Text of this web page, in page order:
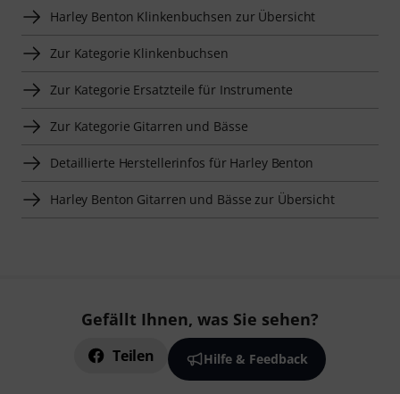
Harley Benton Klinkenbuchsen zur Übersicht
Zur Kategorie Klinkenbuchsen
Zur Kategorie Ersatzteile für Instrumente
Zur Kategorie Gitarren und Bässe
Detaillierte Herstellerinfos für Harley Benton
Harley Benton Gitarren und Bässe zur Übersicht
Gefällt Ihnen, was Sie sehen?
Teilen Hilfe & Feedback